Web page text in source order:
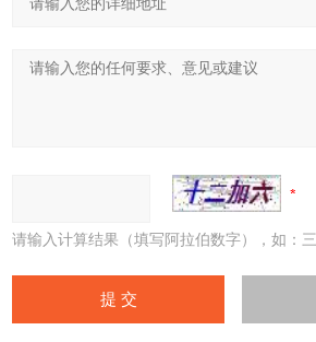
请输入计算结果（填写阿拉伯数字），如：